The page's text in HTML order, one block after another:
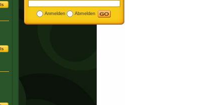
Anmelden Abmelden